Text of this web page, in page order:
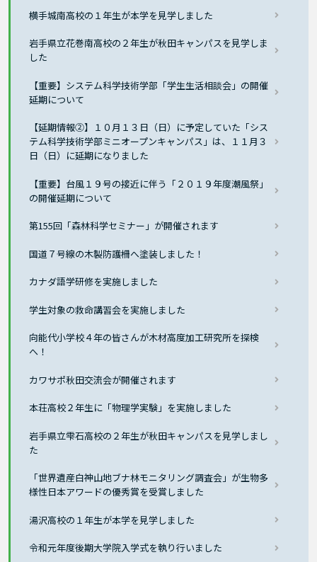
横手城南高校の１年生が本学を見学しました
岩手県立花巻南高校の２年生が秋田キャンパスを見学しま
した
【重要】システム科学技術学部「学生生活相談会」の開催
延期について
【延期情報②】１０月１３日（日）に予定していた「シス
テム科学技術学部ミニオープンキャンパス」は、１１月３
日（日）に延期になりました
【重要】台風１９号の接近に伴う「２０１９年度潮風祭」
の開催延期について
第155回「森林科学セミナー」が開催されます
国道７号線の木製防護柵へ塗装しました！
カナダ語学研修を実施しました
学生対象の救命講習会を実施しました
向能代小学校４年の皆さんが木材高度加工研究所を探検
へ！
カワサポ秋田交流会が開催されます
本荘高校２年生に「物理学実験」を実施しました
岩手県立雫石高校の２年生が秋田キャンパスを見学しまし
た
「世界遺産白神山地ブナ林モニタリング調査会」が生物多
様性日本アワードの優秀賞を受賞しました
湯沢高校の１年生が本学を見学しました
令和元年度後期大学院入学式を執り行いました